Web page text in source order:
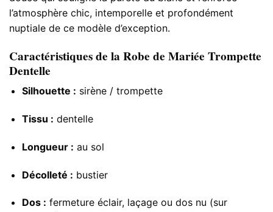
l’atmosphère chic, intemporelle et profondément
nuptiale de ce modèle d’exception.
Caractéristiques de la Robe de Mariée Trompette
Dentelle​
Silhouette : sirène / trompette
Tissu : dentelle
Longueur : au sol
Décolleté : bustier
Dos : fermeture éclair, laçage ou dos nu (sur